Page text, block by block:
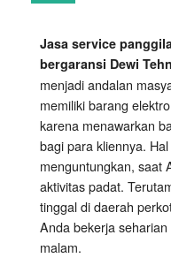
Jasa service
bergaransi Dewi
menjadi andalan
memiliki barang
karena menawarkan
bagi para kliennya.
menguntungkan, saat
aktivitas padat.
tinggal di daerah
Anda bekerja
malam.